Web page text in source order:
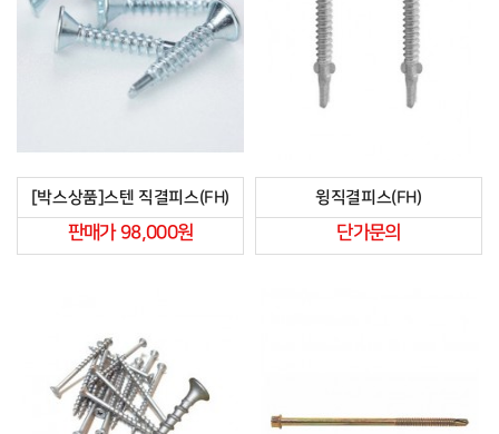
[박스상품]스텐 직결피스(FH)
판매가 98,000원
윙직결피스(FH)
단가문의